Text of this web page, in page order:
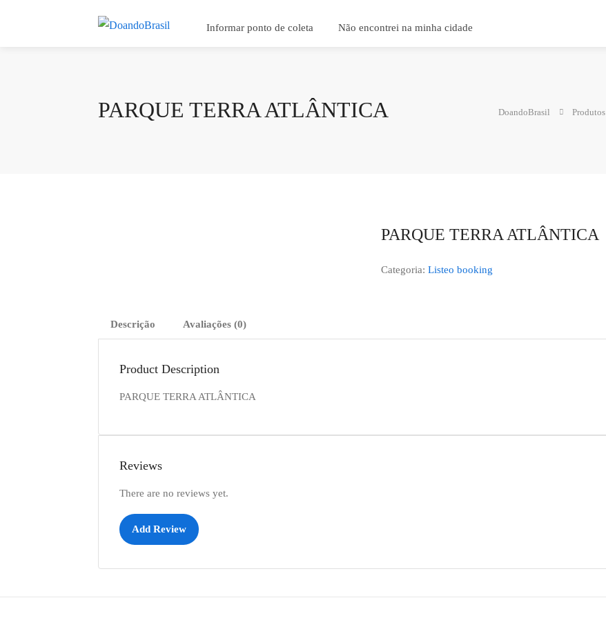
Informar ponto de coleta Não encontrei na minha cidade
PARQUE TERRA ATLÂNTICA DoandoBrasil Produtos
PARQUE TERRA ATLÂNTICA
Categoria: Listeo booking
Descrição Avaliações (0)
Product Description
PARQUE TERRA ATLÂNTICA
Reviews
There are no reviews yet.
Add Review